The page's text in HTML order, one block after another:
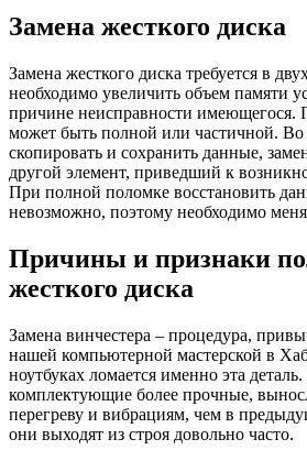
Замена жесткого диска
Замена жесткого диска требуется в
необходимо увеличить объем памяти
причине неисправности имеющегося.
может быть полной или частичной.
скопировать и сохранить данные,
другой элемент, приведший к
При полной поломке восстановить
невозможно, поэтому необходимо
Причины и признаки
жесткого диска
Замена винчестера – процедура,
нашей компьютерной мастерской в
ноутбуках ломается именно эта
комплектующие более прочные,
перегреву и вибрациям, чем в
они выходят из строя довольно часто.